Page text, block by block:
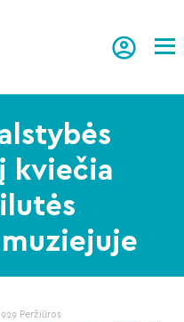
kviečia
muziejuje
929 Peržiūros